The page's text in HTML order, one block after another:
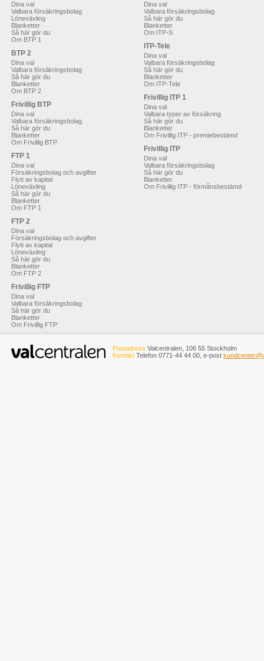
Dina val
Valbara försäkringsbolag
Löneväxling
Blanketter
Så här gör du
Om BTP 1
BTP 2
Dina val
Valbara försäkringsbolag
Så här gör du
Blanketter
Om BTP 2
Frivillig BTP
Dina val
Valbara försäkringsbolag
Så här gör du
Blanketter
Om Frivillig BTP
FTP 1
Dina val
Försäkringsbolag och avgifter
Flytt av kapital
Löneväxling
Så här gör du
Blanketter
Om FTP 1
FTP 2
Dina val
Försäkringsbolag och avgifter
Flytt av kapital
Löneväxling
Så här gör du
Blanketter
Om FTP 2
Frivillig FTP
Dina val
Valbara försäkringsbolag
Så här gör du
Blanketter
Om Frivillig FTP
Dina val
Valbara försäkringsbolag
Så här gör du
Blanketter
Om ITP-S
ITP-Tele
Dina val
Valbara försäkringsbolag
Så här gör du
Blanketter
Om ITP-Tele
Frivillig ITP 1
Dina val
Valbara typer av försäkring
Så här gör du
Blanketter
Om Frivillig ITP - premiebestämd
Frivillig ITP
Dina val
Valbara försäkringsbolag
Så här gör du
Blanketter
Om Frivillig ITP - förmånsbestämd
Postadress Valcentralen, 106 55 Stockholm
Kontakt Telefon 0771-44 44 00, e-post